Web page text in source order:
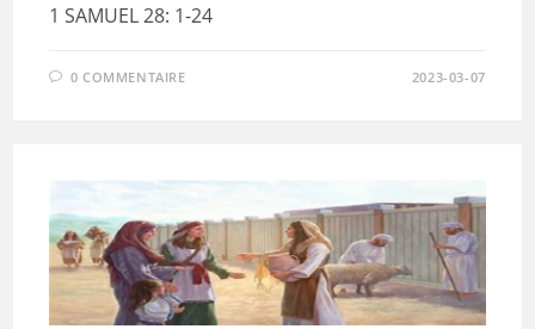
1 SAMUEL 28: 1-24
0 COMMENTAIRE 2023-03-07